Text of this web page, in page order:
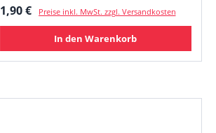
Regulärer Preis:
1,90 € Preise inkl. MwSt. zzgl. Versandkosten
In den Warenkorb